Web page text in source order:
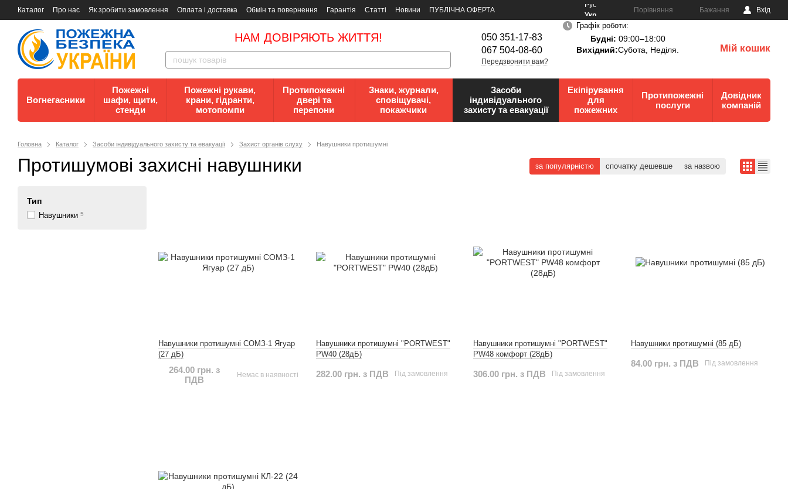
Каталог Про нас Як зробити замовлення Оплата і доставка Обмін та повернення Гарантія Статті Новини
ПУБЛІЧНА ОФЕРТА
Документи
Контакти Документи з пожежної безпеки
Рус
Укр
Порівняння Бажання Вхід
НАМ ДОВІРЯЮТЬ ЖИТТЯ!
050 351-17-83
067 504-08-60
Передзвонити вам?
Графік роботи:
Будні: 09:00–18:00
Вихідний:Субота, Неділя. Мій кошик
Вогнегасники
Пожежні
шафи, щити,
стенди
Пожежні рукави,
крани, гідранти,
мотопомпи
Протипожежні
двері та
перепони
Знаки, журнали,
сповіщувачі,
покажчики
Засоби
індивідуального
захисту та евакуації
Екіпірування
для
пожежних
Протипожежні
послуги
Довідник
компаній
Головна Каталог Засоби індивідуального захисту та евакуації Захист органів слуху Навушники протишумні
Протишумові захисні навушники за популярністю спочатку дешевше за назвою
Навушники протишумні СОМЗ-1 Ягуар
(27 дБ)
264.00 грн. з
ПДВ
Немає в наявності
Навушники протишумні "PORTWEST"
PW40 (28дБ)
282.00 грн. з ПДВ Під замовлення
Навушники протишумні "PORTWEST"
PW48 комфорт (28дБ)
306.00 грн. з ПДВ Під замовлення
Навушники протишумні (85 дБ)
84.00 грн. з ПДВ Під замовлення
Тип
Навушники 5